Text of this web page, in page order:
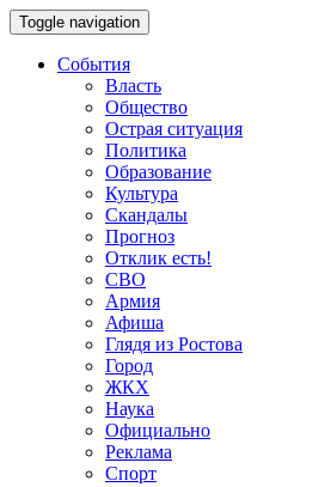
Toggle navigation
События
Власть
Общество
Острая ситуация
Политика
Образование
Культура
Скандалы
Прогноз
Отклик есть!
СВО
Армия
Афиша
Глядя из Ростова
Город
ЖКХ
Наука
Официально
Реклама
Спорт